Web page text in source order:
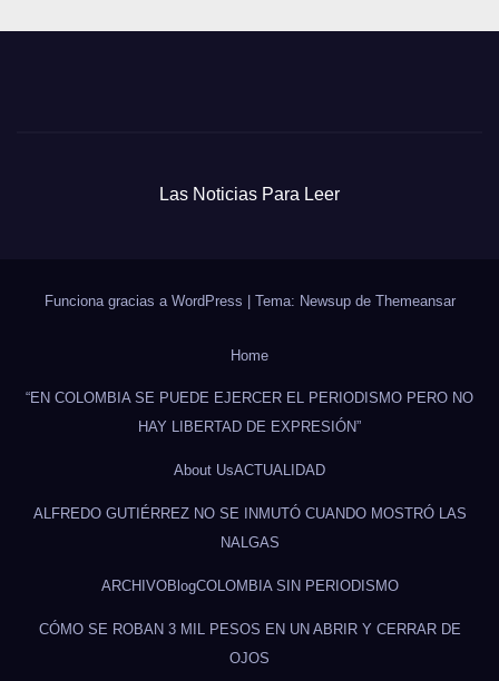
Las Noticias Para Leer
Funciona gracias a WordPress Tema: Newsup de Themeansar
Home
“EN COLOMBIA SE PUEDE EJERCER EL PERIODISMO PERO NO
HAY LIBERTAD DE EXPRESIÓN”
About UsACTUALIDAD
ALFREDO GUTIÉRREZ NO SE INMUTÓ CUANDO MOSTRÓ LAS
NALGAS
ARCHIVOBlogCOLOMBIA SIN PERIODISMO
CÓMO SE ROBAN 3 MIL PESOS EN UN ABRIR Y CERRAR DE
OJOS